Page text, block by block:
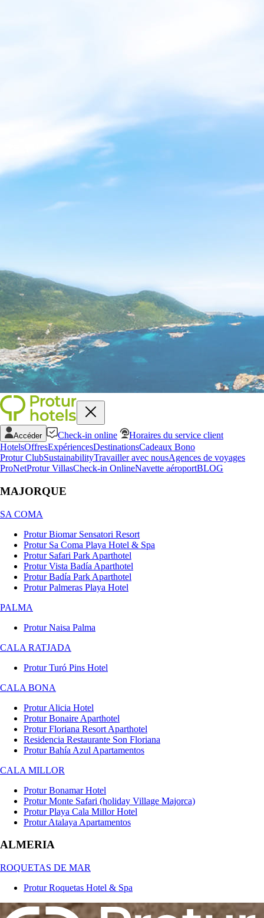
Accéder Check-in online
Horaires du service client
HotelsOffresExpériencesDestinationsCadeaux Bono
Protur ClubSustainabilityTravailler avec nousAgences de voyages
ProNetProtur VillasCheck-in OnlineNavette aéroportBLOG
MAJORQUE
SA COMA
Protur Biomar Sensatori Resort
Protur Sa Coma Playa Hotel & Spa
Protur Safari Park Aparthotel
Protur Vista Badía Aparthotel
Protur Badía Park Aparthotel
Protur Palmeras Playa Hotel
PALMA
Protur Naisa Palma
CALA RATJADA
Protur Turó Pins Hotel
CALA BONA
Protur Alicia Hotel
Protur Bonaire Aparthotel
Protur Floriana Resort Aparthotel
Residencia Restaurante Son Floriana
Protur Bahía Azul Apartamentos
CALA MILLOR
Protur Bonamar Hotel
Protur Monte Safari (holiday Village Majorca)
Protur Playa Cala Millor Hotel
Protur Atalaya Apartamentos
ALMERIA
ROQUETAS DE MAR
Protur Roquetas Hotel & Spa